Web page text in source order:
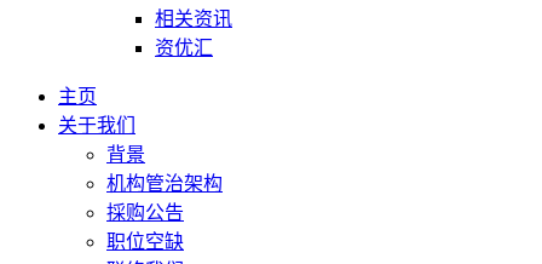
相关资讯
资优汇
主页
关于我们
背景
机构管治架构
採购公告
职位空缺